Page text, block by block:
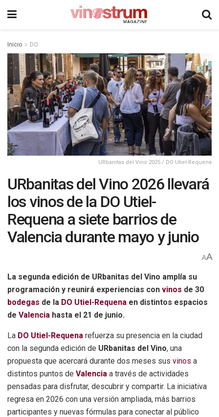
Inicio DO
URbanitas del Vino 2025 / DO Utiel-Requena
URbanitas del Vino 2026 llevará
los vinos de la DO Utiel-
Requena a siete barrios de
Valencia durante mayo y junio
AA
La segunda edición de URbanitas del Vino amplía su
programación y reunirá experiencias con vinos de 30
bodegas de la DO Utiel-Requena en distintos espacios
de Valencia hasta el 21 de junio.
La DO Utiel-Requena refuerza su presencia en la ciudad
con la segunda edición de URbanitas del Vino, una
propuesta que acercará durante dos meses sus vinos a
distintos puntos de Valencia a través de actividades
pensadas para disfrutar, descubrir y compartir. La iniciativa
regresa en 2026 con una versión ampliada, más barrios
participantes y nuevas fórmulas para conectar al público